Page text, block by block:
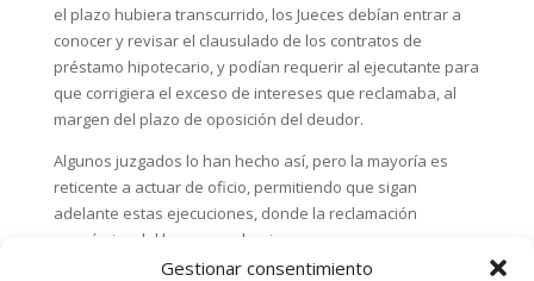
Gestionar consentimiento
el plazo hubiera transcurrido, los Jueces debían entrar a
conocer y revisar el clausulado de los contratos de
préstamo hipotecario, y podían requerir al ejecutante para
que corrigiera el exceso de intereses que reclamaba, al
margen del plazo de oposición del deudor.
Algunos juzgados lo han hecho así, pero la mayoría es
reticente a actuar de oficio, permitiendo que sigan
adelante estas ejecuciones, donde la reclamación
económica del banco es abusiva.